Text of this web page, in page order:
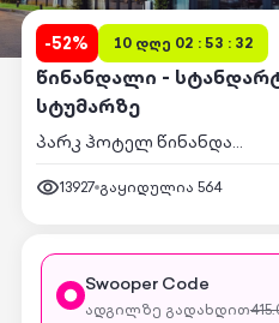
-52% 10 დღე 02 : 53 : 32
წინანდალი -
სტუმარზე
პარკ ჰოტელ წინანდალი
13927 გაყიდულია 564
Swooper Code
ადგილზე გადახდით